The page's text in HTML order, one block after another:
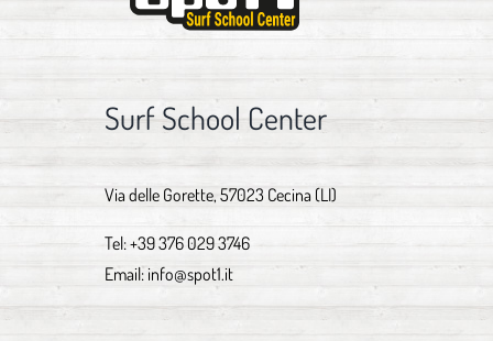
Surf School Center
Via delle Gorette, 57023 Cecina (LI)
Tel:+39 376 029 3746
Email: info@spot1.it